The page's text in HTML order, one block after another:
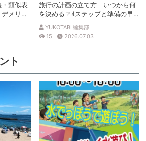
・類似表
メリッ
旅行の計画の立て方｜いつから何
を決める？4ステップと準備の早
見表
YUKOTABI 編集部
15
2026.07.03
ト